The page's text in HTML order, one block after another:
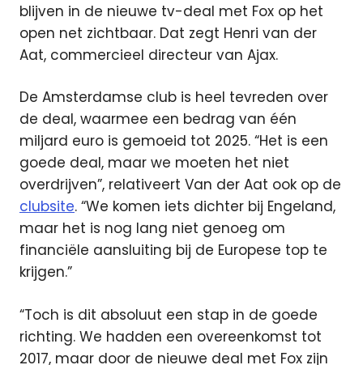
blijven in de nieuwe tv-deal met Fox op het
open net zichtbaar. Dat zegt Henri van der
Aat, commercieel directeur van Ajax.
De Amsterdamse club is heel tevreden over
de deal, waarmee een bedrag van één
miljard euro is gemoeid tot 2025. “Het is een
goede deal, maar we moeten het niet
overdrijven”, relativeert Van der Aat ook op de
clubsite. “We komen iets dichter bij Engeland,
maar het is nog lang niet genoeg om
financiële aansluiting bij de Europese top te
krijgen.”
“Toch is dit absoluut een stap in de goede
richting. We hadden een overeenkomst tot
2017, maar door de nieuwe deal met Fox zijn